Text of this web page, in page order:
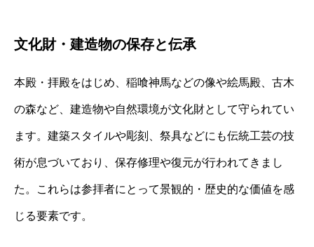
文化財・建造物の保存と伝承
本殿・拝殿をはじめ、稲喰神馬などの像や絵馬殿、古木
の森など、建造物や自然環境が文化財として守られてい
ます。建築スタイルや彫刻、祭具などにも伝統工芸の技
術が息づいており、保存修理や復元が行われてきまし
た。これらは参拝者にとって景観的・歴史的な価値を感
じる要素です。